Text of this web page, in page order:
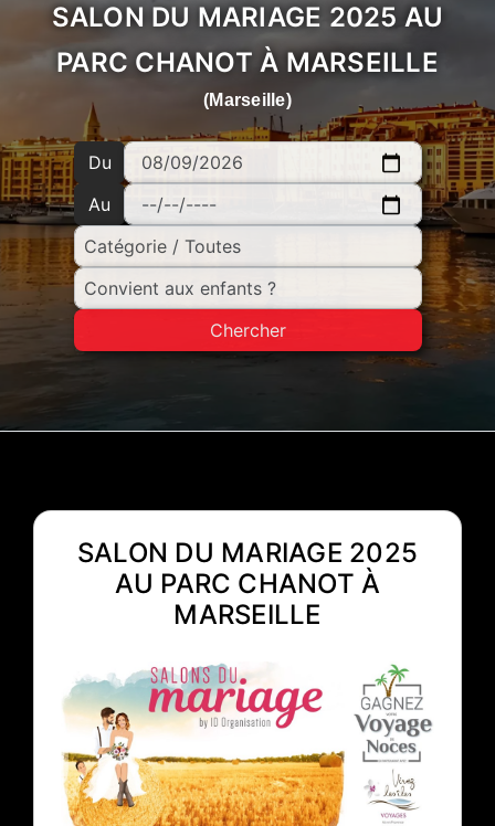
SALON DU MARIAGE 2025 AU
PARC CHANOT À MARSEILLE
(Marseille)
Du
Au
Chercher
SALON DU MARIAGE 2025
AU PARC CHANOT À
MARSEILLE